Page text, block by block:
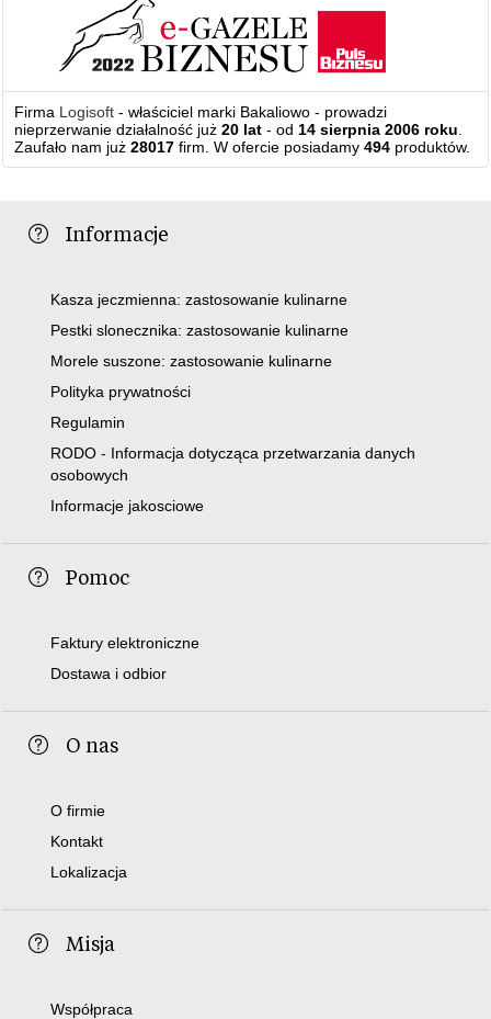
Firma Logisoft - właściciel marki Bakaliowo - prowadzi
nieprzerwanie działalność już20 lat - od 14 sierpnia 2006 roku
Zaufało nam już28017 firm. W ofercie posiadamy494 produktów.
Informacje
Kasza jeczmienna: zastosowanie kulinarne
Pestki slonecznika: zastosowanie kulinarne
Morele suszone: zastosowanie kulinarne
Polityka prywatności
Regulamin
RODO - Informacja dotycząca przetwarzania danych
osobowych
Informacje jakosciowe
Pomoc
Faktury elektroniczne
Dostawa i odbior
O nas
O firmie
Kontakt
Lokalizacja
Misja
Współpraca